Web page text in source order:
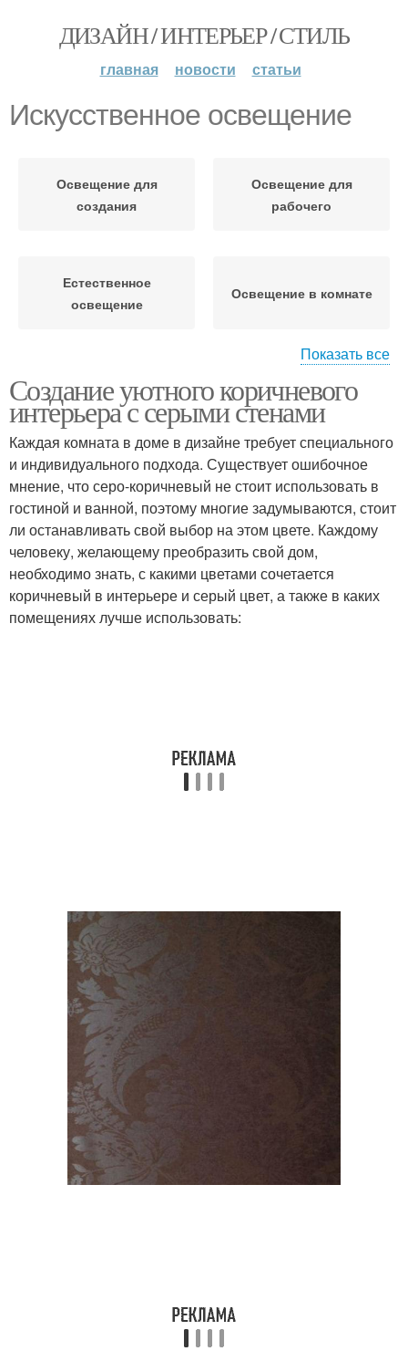
ДИЗАЙН / ИНТЕРЬЕР / СТИЛЬ
главная новости статьи
Искусственное освещение
Освещение для
создания
Освещение для
рабочего
Естественное
освещение
Освещение в комнате
Правильное освещение
подростковой комнате
Потолочное освещение Советы по освещению
Фоновое освещение
Освещение в рабочей
зоне
Показать все
Создание уютного коричневого
интерьера с серыми стенами
Каждая комната в доме в дизайне требует специального
и индивидуального подхода. Существует ошибочное
мнение, что серо-коричневый не стоит использовать в
гостиной и ванной, поэтому многие задумываются, стоит
ли останавливать свой выбор на этом цвете. Каждому
человеку, желающему преобразить свой дом,
необходимо знать, с какими цветами сочетается
коричневый в интерьере и серый цвет, а также в каких
помещениях лучше использовать: